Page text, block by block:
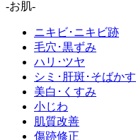
-お肌-
ニキビ･ニキビ跡
毛穴･黒ずみ
ハリ･ツヤ
シミ･肝斑･そばかす
美白･くすみ
小じわ
肌質改善
傷跡修正